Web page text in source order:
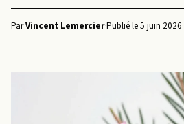
ParVincent Lemercier·Publié le5 juin 2026·